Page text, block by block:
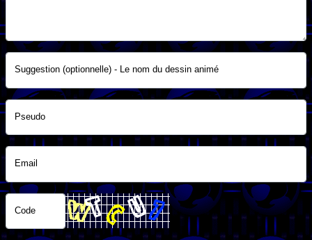
Suggestion (optionnelle) - Le nom du dessin animé
Pseudo
Email
Code